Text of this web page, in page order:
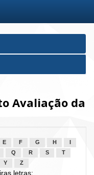
Avaliação da
E F G H
Q R S
T
Y Z
letras: